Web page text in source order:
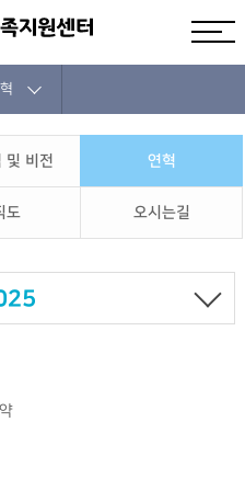
및 비전 연혁
도 오시는길